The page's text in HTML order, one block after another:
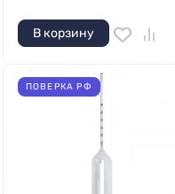
В корзину
ПОВЕРКА РФ